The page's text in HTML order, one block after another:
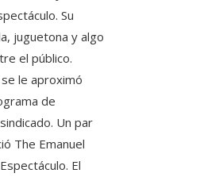
Su
juguetona y algo
el público.
le aproximó
de
Un par
The Emanuel
El